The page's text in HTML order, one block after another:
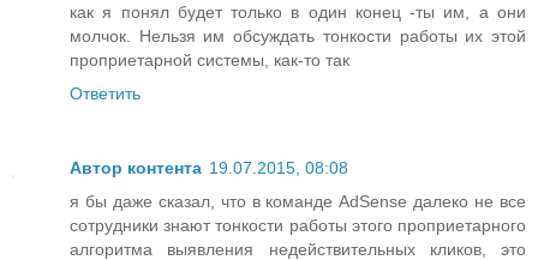
как я понял будет только в один конец -ты им, а они
молчок. Нельзя им обсуждать тонкости работы их этой
проприетарной системы, как-то так
Ответить
Автор контента 19.07.2015, 08:08
я бы даже сказал, что в команде AdSense далеко не все
сотрудники знают тонкости работы этого проприетарного
алгоритма выявления недействительных кликов, это